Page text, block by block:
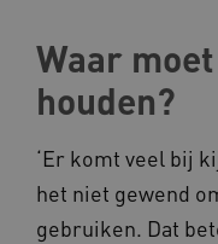
Waar
houden?
‘Er komt veel bij
het niet gewend
gebruiken. Dat